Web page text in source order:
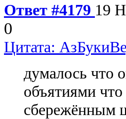
Ответ #4179 19
0
Цитата:
думалось что
объятиями
сбережённым